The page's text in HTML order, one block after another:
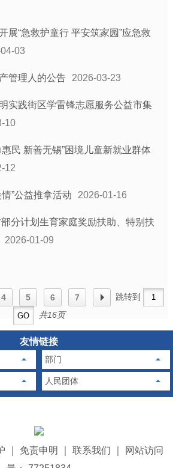
展“急救护童行 平安筑家园”应急救
03
管理人的公告 2026-03-23
实践街区学雷锋志愿服务公益市集
10
民 新善无锡”困境儿童新就业群体
12
”公益推拿活动 2026-01-16
分计划生育家庭奖励扶助、特别扶
2026-01-09
4 5 6 7
跳转到
共16页
友情链接
部门
人民团体
免责申明 联系我们
网站访问